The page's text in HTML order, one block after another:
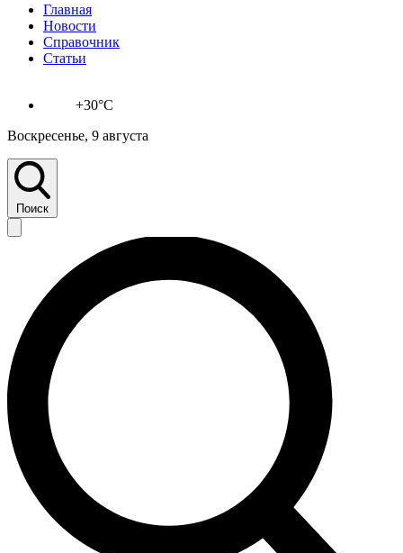
Главная
Новости
Справочник
Статьи
+30°C
Воскресенье, 9 августа
Поиск